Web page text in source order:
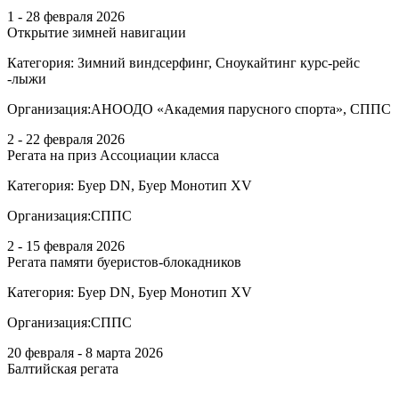
1 - 28 февраля 2026
Открытие зимней навигации
Категория: Зимний виндсерфинг, Сноукайтинг курс-рейс
-лыжи
Организация:АНООДО «Академия парусного спорта», СППС
2 - 22 февраля 2026
Регата на приз Ассоциации класса
Категория: Буер DN, Буер Монотип XV
Организация:СППС
2 - 15 февраля 2026
Регата памяти буеристов-блокадников
Категория: Буер DN, Буер Монотип XV
Организация:СППС
20 февраля - 8 марта 2026
Балтийская регата